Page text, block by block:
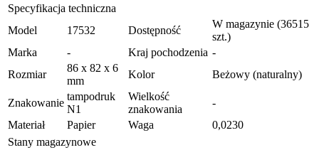
Specyfikacja techniczna
Model
17532 Dostępność
W magazynie (36515
szt.)
Marka
- Kraj pochodzenia -
Rozmiar
86 x 82 x 6
mm
Kolor Beżowy (naturalny)
Znakowanie
tampodruk
N1
Wielkość
znakowania
-
Materiał
Papier Waga
0,0230
Stany magazynowe